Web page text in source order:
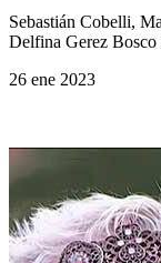
Sebastián Cobelli,
Delfina Gerez
26 ene 2023